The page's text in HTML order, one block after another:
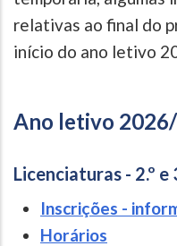
relativas ao final do
início do ano letivo
Ano letivo
Licenciaturas - 2.º e
Inscrições -
Horários